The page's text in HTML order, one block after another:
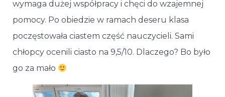
wymaga dużej współpracy i chęci do wzajemnej
pomocy. Po obiedzie w ramach deseru klasa
poczęstowała ciastem część nauczycieli. Sami
chłopcy ocenili ciasto na 9,5/10. Dlaczego? Bo było
go za mało